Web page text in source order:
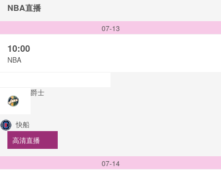
NBA直播
07-13
10:00
NBA
爵士
快船
高清直播
07-14